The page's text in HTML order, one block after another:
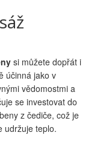
si můžete dopřát i
účinná jako v
vědomostmi a
se investovat do
z čediče, což je
udržuje teplo.